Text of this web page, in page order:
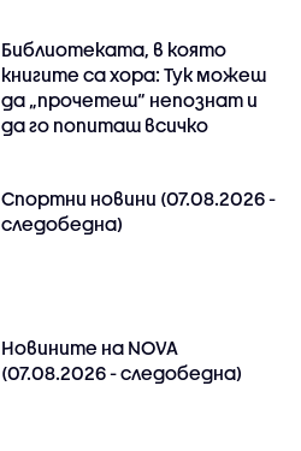
Библиотеката, в която
книгите са хора: Тук можеш
да „прочетеш“ непознат и
да го попиташ всичко
Спортни новини (07.08.2026 -
следобедна)
Новините на NOVA
(07.08.2026 - следобедна)